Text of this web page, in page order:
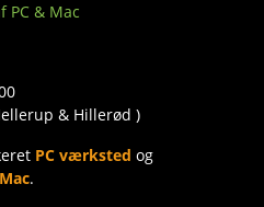
PC & Mac
& Hillerød )
PC værksted og
.